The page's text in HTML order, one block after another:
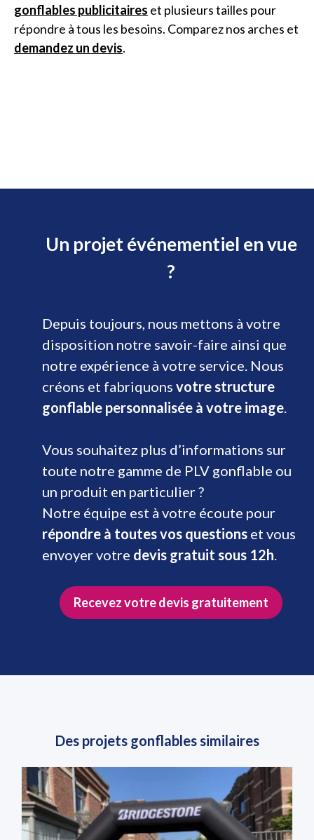
gonflables publicitaires et plusieurs tailles pour
répondre à tous les besoins. Comparez nos arches et
demandez un devis.
Un projet événementiel en vue
?
Depuis toujours, nous mettons à votre
disposition notre savoir-faire ainsi que
notre expérience à votre service. Nous
créons et fabriquons votre structure
gonflable personnalisée à votre image.
Vous souhaitez plus d’informations sur
toute notre gamme de PLV gonflable ou
un produit en particulier ?
Notre équipe est à votre écoute pour
répondre à toutes vos questions et vous
envoyer votre devis gratuit sous 12h.
Recevez votre devis gratuitement
Des projets gonflables similaires